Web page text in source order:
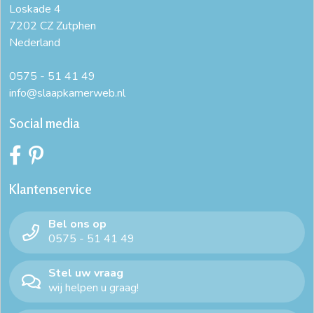
Loskade 4
7202 CZ Zutphen
Nederland
0575 - 51 41 49
info@slaapkamerweb.nl
Social media
Klantenservice
Bel ons op
0575 - 51 41 49
Stel uw vraag
wij helpen u graag!